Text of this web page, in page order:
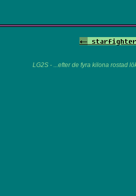
<- starfighter
LG2S - ...efter de fyra kilona rostad